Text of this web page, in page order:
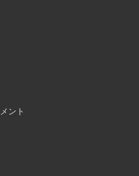
ント